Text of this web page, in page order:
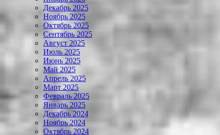
Декабрь 2025
Ноябрь 2025
Октябрь 2025
Сентябрь 2025
Август 2025
Июль 2025
Июнь 2025
Май 2025
Апрель 2025
Март 2025
Февраль 2025
Январь 2025
Декабрь 2024
Ноябрь 2024
Октябрь 2024